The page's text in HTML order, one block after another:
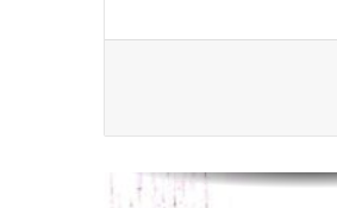
اليمنيين فى عدن
من السلطات